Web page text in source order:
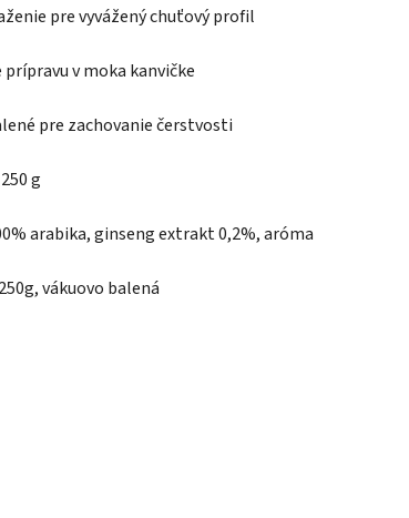
pre vyvážený chuťový profil
v moka kanvičke
pre zachovanie čerstvosti
g
arabika, ginseng extrakt 0,2%, aróma
250g, vákuovo balená